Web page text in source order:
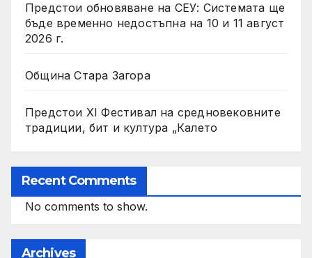
Предстои обновяване на СЕУ: Системата ще
бъде временно недостъпна на 10 и 11 август
2026 г.
Община Стара Загора
Предстои XI Фестивал на средновековните
традиции, бит и култура „Калето
Recent Comments
No comments to show.
Archives